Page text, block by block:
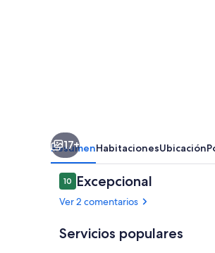
17+
ResumenHabitacionesUbicación
Comentarios
1010 de 10
Excepcional
Ver 2 comentarios
Servicios populares